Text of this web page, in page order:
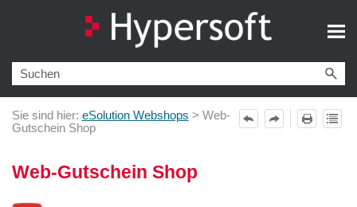
Zu Hauptinhalt springen
Sie sind hier: eSolution Webshops > Web-
Gutschein Shop
Web-Gutschein Shop